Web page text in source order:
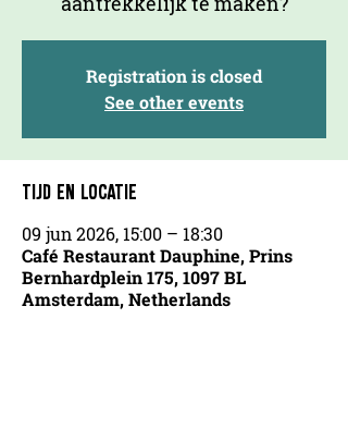
Registration is closed
See other events
TIJD EN LOCATIE
09 jun 2026, 15:00 – 18:30
Café Restaurant Dauphine, Prins
Bernhardplein 175, 1097 BL
Amsterdam, Netherlands